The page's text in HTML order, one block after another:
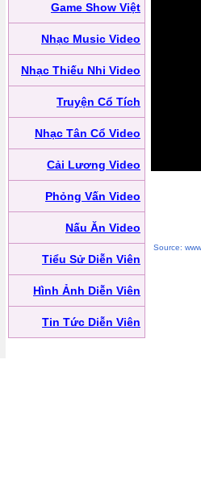
Game Show Việt
Nhạc Music Video
Nhạc Thiếu Nhi Video
Truyện Cổ Tích
Nhạc Tân Cổ Video
Cải Lương Video
Phỏng Vấn Video
Nấu Ăn Video
Tiểu Sử Diễn Viên
Hình Ảnh Diễn Viên
Tin Tức Diễn Viên
Source: